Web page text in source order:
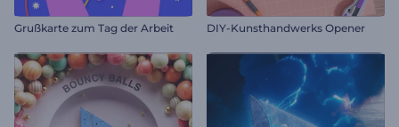
Grußkarte zum Tag der Arbeit DIY-Kunsthandwerks Opener